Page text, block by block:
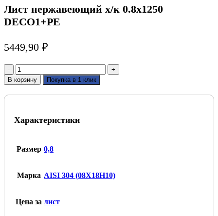
Лист нержавеющий х/к 0.8х1250
DECO1+PE
5449,90 ₽
Количество
товара
Лист
нержавеющий
0.8х1250
В корзину Покупка в 1 клик
Характеристики
Размер 0,8
Марка AISI 304 (08Х18Н10)
Цена за лист